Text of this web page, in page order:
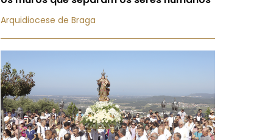
Arquidiocese de Braga